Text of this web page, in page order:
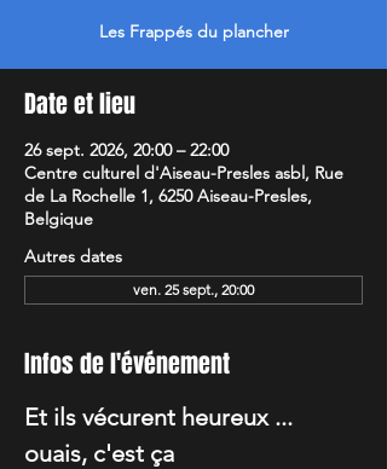
Les Frappés du plancher
Date et lieu
26 sept. 2026, 20:00 – 22:00
Centre culturel d'Aiseau-Presles asbl, Rue
de La Rochelle 1, 6250 Aiseau-Presles,
Belgique
Autres dates
ven. 25 sept., 20:00
Infos de l'événement
Et ils vécurent heureux ...
ouais, c'est ça